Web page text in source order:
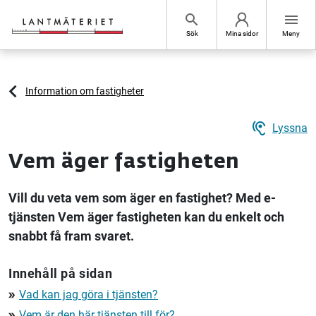
search
Sök Mina sidor
menu
Meny
Information om fastigheter
hearing Lyssna
Vem äger fastigheten
Vill du veta vem som äger en fastighet? Med e-
tjänsten Vem äger fastigheten kan du enkelt och
snabbt få fram svaret.
Innehåll på sidan
double_arrow Vad kan jag göra i tjänsten?